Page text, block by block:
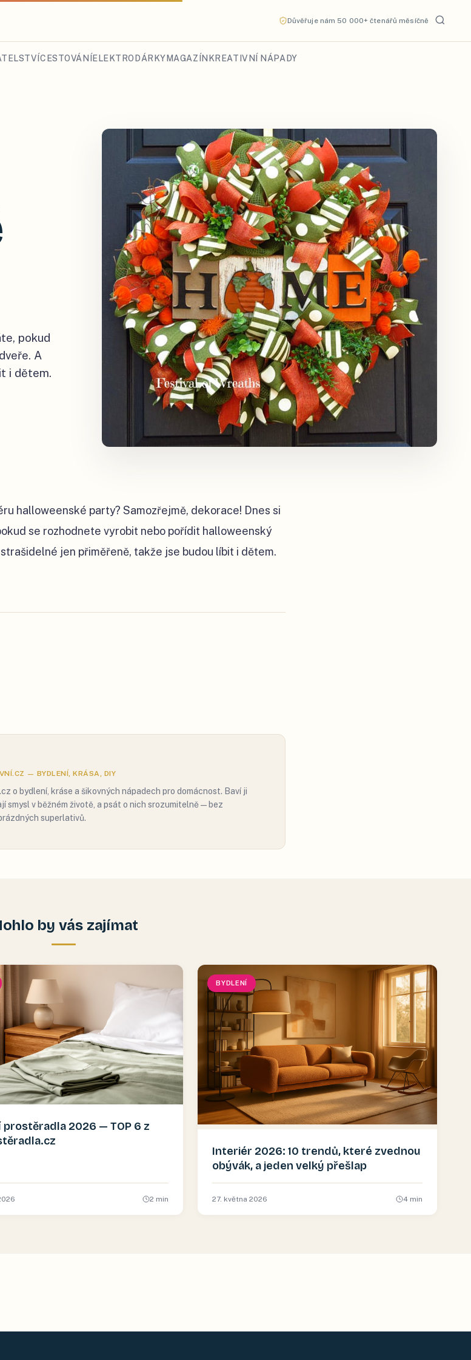
Důvěřuje nám 50 000+ čtenářů měsíčně
CESTOVÁNÍ ELEKTRO DÁRKY MAGAZÍN KREATIVNÍ NÁPADY
pokud
A
i dětem.
halloweenské party? Samozřejmě, dekorace! Dnes si
se rozhodnete vyrobit nebo pořídit halloweenský
jen přiměřeně, takže jse budou líbit i dětem.
— BYDLENÍ, KRÁSA, DIY
o bydlení, kráse a šikovných nápadech pro domácnost. Baví ji
smysl v běžném životě, a psát o nich srozumitelně — bez
superlativů.
by vás zajímat
prostěradla 2026 — TOP 6 z
2 min
BYDLENÍ
Interiér 2026: 10 trendů, které zvednou
obývák, a jeden velký přešlap
27. května 2026 4min